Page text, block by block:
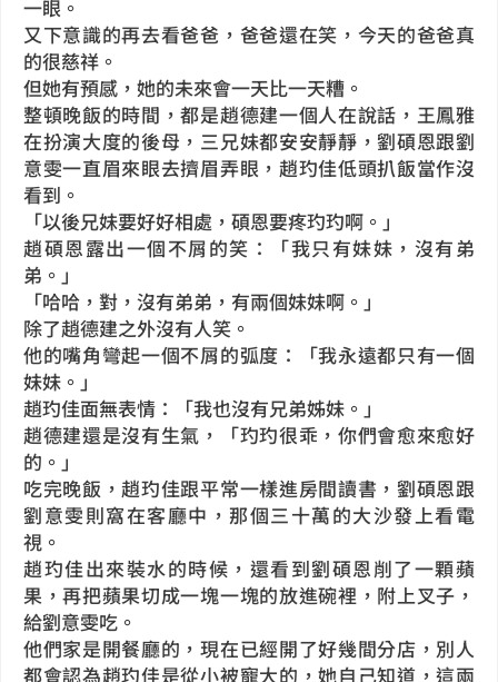
一眼。
又下意識的再去看爸爸，爸爸還在笑，今天的爸爸真
的很慈祥。
但她有預感，她的未來會一天比一天糟。
整頓晚飯的時間，都是趙德建一個人在說話，王鳳雅
在扮演大度的後母，三兄妹都安安靜靜，劉碩恩跟劉
意雯一直眉來眼去擠眉弄眼，趙玓佳低頭扒飯當作沒
看到。
「以後兄妹要好好相處，碩恩要疼玓玓啊。」
趙碩恩露出一個不屑的笑：「我只有妹妹，沒有弟
弟。」
「哈哈，對，沒有弟弟，有兩個妹妹啊。」
除了趙德建之外沒有人笑。
他的嘴角彎起一個不屑的弧度：「我永遠都只有一個
妹妹。」
趙玓佳面無表情：「我也沒有兄弟姊妹。」
趙德建還是沒有生氣，「玓玓很乖，你們會愈來愈好
的。」
吃完晚飯，趙玓佳跟平常一樣進房間讀書，劉碩恩跟
劉意雯則窩在客廳中，那個三十萬的大沙發上看電
視。
趙玓佳出來裝水的時候，還看到劉碩恩削了一顆蘋
果，再把蘋果切成一塊一塊的放進碗裡，附上叉子，
給劉意雯吃。
他們家是開餐廳的，現在已經開了好幾間分店，別人
都會認為趙玓佳是從小被寵大的，她自己知道，這兩